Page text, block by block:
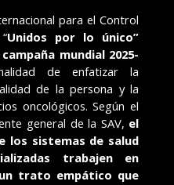
para el Control
Unidos por lo único”
mundial 2025-
de enfatizar la
de la persona y la
oncológicos. Según el
general de la SAV, el
los sistemas de salud
trabajen en
trato empático que